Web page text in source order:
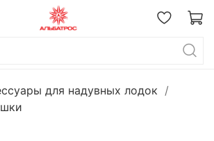
для надувных лодок